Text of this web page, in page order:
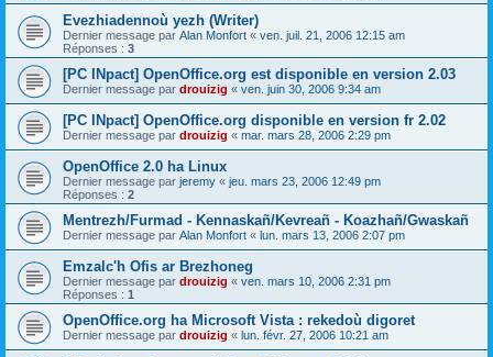
Evezhiadennoù yezh (Writer)
Dernier message par Alan Monfort « ven. juil. 21, 2006 12:15 am
Réponses : 3
[PC INpact] OpenOffice.org est disponible en version 2.03
Dernier message par drouizig « ven. juin 30, 2006 9:34 am
[PC INpact] OpenOffice.org disponible en version fr 2.02
Dernier message par drouizig « mar. mars 28, 2006 2:29 pm
OpenOffice 2.0 ha Linux
Dernier message par jeremy « jeu. mars 23, 2006 12:49 pm
Réponses : 2
Mentrezh/Furmad - Kennaskañ/Kevreañ - Koazhañ/Gwaskañ
Dernier message par Alan Monfort « lun. mars 13, 2006 2:07 pm
Emzalc'h Ofis ar Brezhoneg
Dernier message par drouizig « ven. mars 10, 2006 2:31 pm
Réponses : 1
OpenOffice.org ha Microsoft Vista : rekedoù digoret
Dernier message par drouizig « lun. févr. 27, 2006 10:21 am